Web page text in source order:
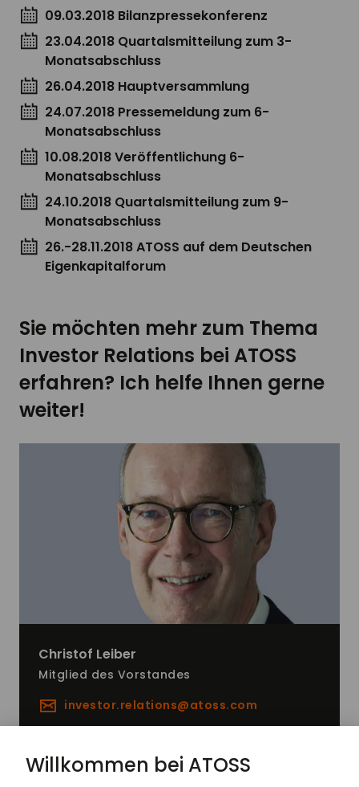
09.03.2018 Bilanzpressekonferenz
23.04.2018 Quartalsmitteilung zum 3-
Monatsabschluss
26.04.2018 Hauptversammlung
24.07.2018 Pressemeldung zum 6-
Monatsabschluss
10.08.2018 Veröffentlichung 6-
Monatsabschluss
24.10.2018 Quartalsmitteilung zum 9-
Monatsabschluss
26.-28.11.2018 ATOSS auf dem Deutschen
Eigenkapitalforum
Sie möchten mehr zum Thema
Investor Relations bei ATOSS
erfahren? Ich helfe Ihnen gerne
weiter!
Christof Leiber
Mitglied des Vorstandes
investor.relations@atoss.com